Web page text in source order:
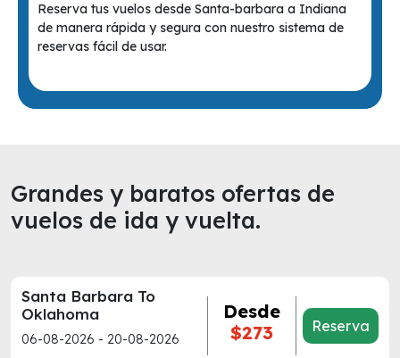
Reserva tus vuelos desde Santa-barbara a Indiana
de manera rápida y segura con nuestro sistema de
reservas fácil de usar.
Grandes y baratos ofertas de
vuelos de ida y vuelta.
Santa Barbara To
Oklahoma
06-08-2026 - 20-08-2026
Desde
$273
Reserva